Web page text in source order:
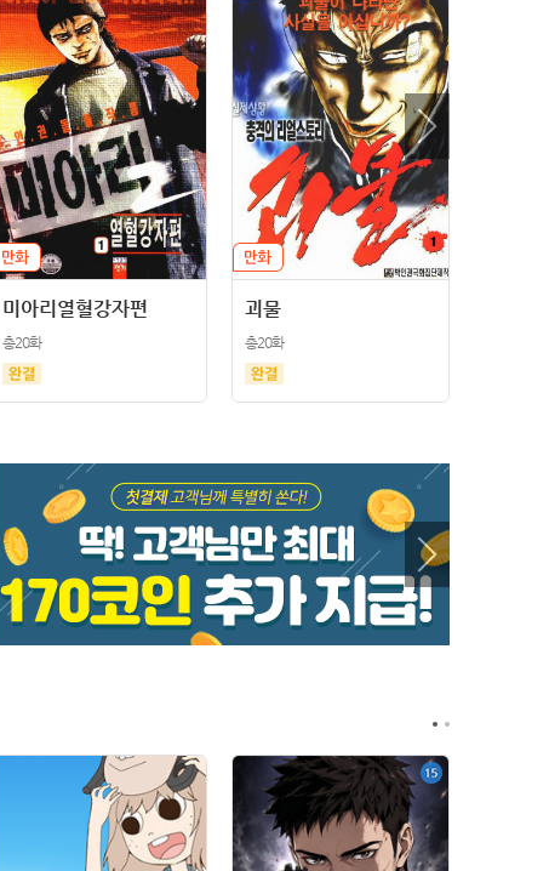
미아리열혈강자편
총20화
괴물
총20화